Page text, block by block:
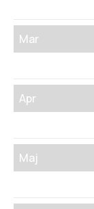
Mar
Apr
Maj